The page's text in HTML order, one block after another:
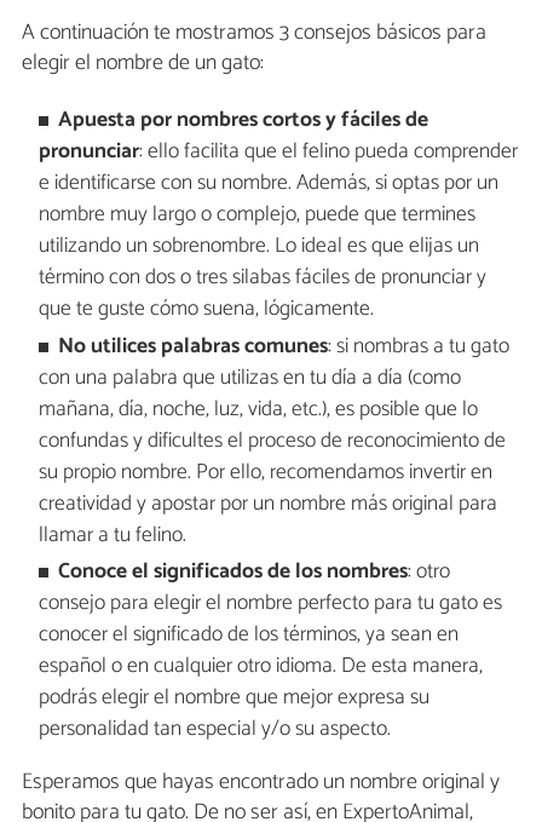
A continuación te mostramos 3 consejos básicos para
elegir el nombre de un gato:
Apuesta por nombres cortos y fáciles de
pronunciar: ello facilita que el felino pueda comprender
e identificarse con su nombre. Además, si optas por un
nombre muy largo o complejo, puede que termines
utilizando un sobrenombre. Lo ideal es que elijas un
término con dos o tres silabas fáciles de pronunciar y
que te guste cómo suena, lógicamente.
No utilices palabras comunes: si nombras a tu gato
con una palabra que utilizas en tu día a día (como
mañana, día, noche, luz, vida, etc.), es posible que lo
confundas y dificultes el proceso de reconocimiento de
su propio nombre. Por ello, recomendamos invertir en
creatividad y apostar por un nombre más original para
llamar a tu felino.
Conoce el significados de los nombres: otro
consejo para elegir el nombre perfecto para tu gato es
conocer el significado de los términos, ya sean en
español o en cualquier otro idioma. De esta manera,
podrás elegir el nombre que mejor expresa su
personalidad tan especial y/o su aspecto.
Esperamos que hayas encontrado un nombre original y
bonito para tu gato. De no ser así, en ExpertoAnimal,